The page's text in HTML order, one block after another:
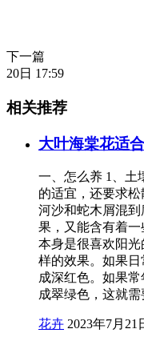
下一篇
20日 17:59
相关推荐
大叶海棠花适
一、怎么养 1、土
的适宜，还要求
河沙和蛇木屑混
果，又能含有着
本身是很喜欢阳
样的效果。如果
成深红色。如果
成翠绿色，这就
花卉 2023年7月21